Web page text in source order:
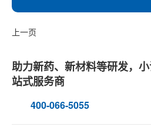
上一页
助力新药、新材料等研发，
站式服务商
400-066-5055